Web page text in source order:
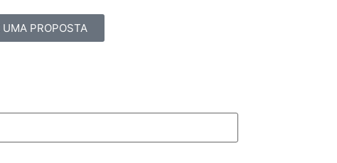
UMA PROPOSTA